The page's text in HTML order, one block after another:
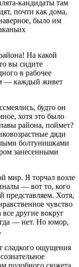
кандидаты там
почти как дома,
было им
На какой
вы сидите
в рабочее
— каждый живет
будто он
хотя это было
района, поймет?
дяди
болтунишками
занесенными
мир. Я торчал возле
— вот то, кого
представляем. Хотя,
чувство
другие вокруг
— нет. Но юмор,
сладкого ощущения
подобного сюжета.